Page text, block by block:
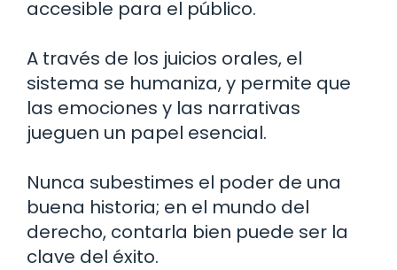
accesible para el público.
A través de los juicios orales, el
sistema se humaniza, y permite que
las emociones y las narrativas
jueguen un papel esencial.
Nunca subestimes el poder de una
buena historia; en el mundo del
derecho, contarla bien puede ser la
clave del éxito.